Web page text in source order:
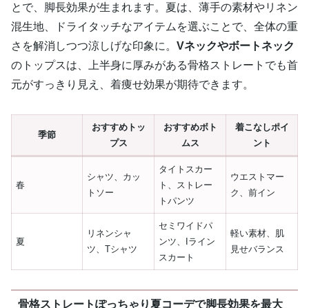
とで、脚長効果が生まれます。夏は、薄手の素材やリネン
混生地、ドライタッチなアイテムを選ぶことで、全体の重
さを解消しつつ涼しげな印象に。 Vネックやボートネック
のトップスは、上半身に厚みがある骨格ストレートでも首
元がすっきり見え、着痩せ効果が期待できます。
季節
おすすめトッ
プス
おすすめボト
ムス
着こなしポイ
ント
春
シャツ、カッ
トソー
タイトスカー
ト、ストレー
トパンツ
ウエストマー
ク、前イン
夏
リネンシャ
ツ、Tシャツ
セミワイドパ
ンツ、Iライン
スカート
軽い素材、肌
見せバランス
骨格ストレートぽっちゃり夏コーデで脚長効果を最大